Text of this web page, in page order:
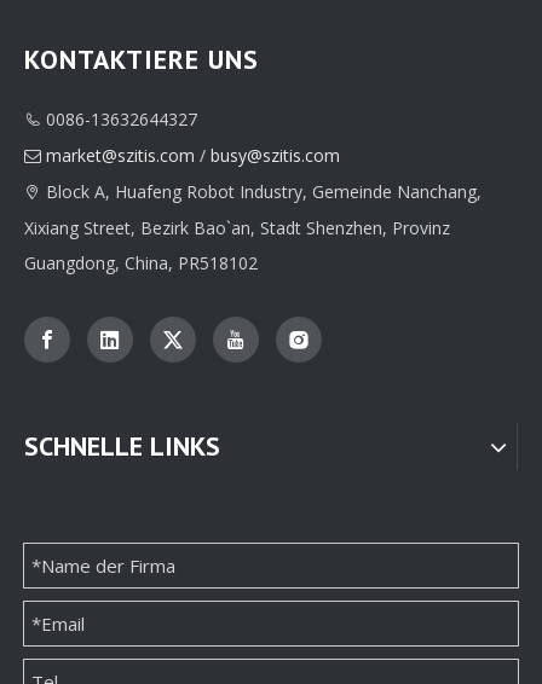
KONTAKTIERE UNS
 0086-13632644327
 market@szitis.com / busy@szitis.com
 Block A, Huafeng Robot Industry, Gemeinde Nanchang,
Xixiang Street, Bezirk Bao`an, Stadt Shenzhen, Provinz
Guangdong, China, PR518102
SCHNELLE LINKS